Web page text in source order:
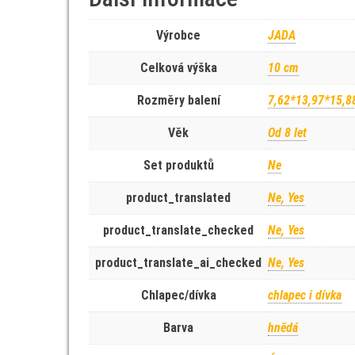
Výrobce JADA
Celková výška 10 cm
Rozměry balení
Věk Od 8 let
Set produktů Ne
product_translated Ne, Yes
product_translate_checked Ne, Yes
product_translate_ai_checked Ne, Yes
Chlapec/dívka chlapec i dívka
Barva hnědá